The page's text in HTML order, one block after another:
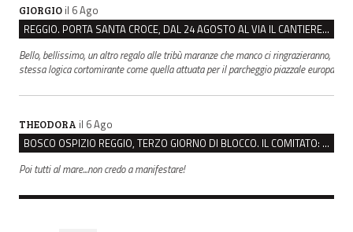
GIORGIO il 6 Ago
REGGIO. PORTA SANTA CROCE, DAL 24 AGOSTO AL VIA IL CANTIERE PER IL NUOVO COLLETTORE FOGNARIO
Bello, bellissimo, un altro regalo alle tribù maranze che manco ci ringrazieranno,
stessa logica cortomirante come quella attuata per il parcheggio piazzale europa
THEODORA il 6 Ago
BOSCO OSPIZIO REGGIO, TERZO GIORNO DI BLOCCO. IL COMITATO: “PRESIDIO FINO A VENERDÌ”
Poi tutti al mare...non credo a manifestare!